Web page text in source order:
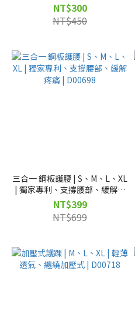
NT$300
NT$450
三合一 鋼板護腰 | S、M、L、XL
| 獨家專利、支撐腰部、緩解疼
痛 | D00698
NT$399
NT$699